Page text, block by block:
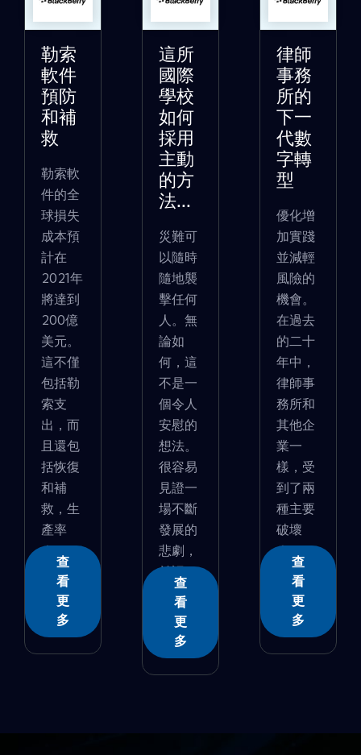
勒索
軟件
預防
和補
救
勒索軟
件的全
球損失
成本預
計在
2021年
將達到
200億
美元。
這不僅
包括勒
索支
出，而
且還包
括恢復
和補
救，生
產率
�...
查
看
更
多
這所
國際
學校
如何
採用
主動
的方
法...
災難可
以隨時
隨地襲
擊任何
人。無
論如
何，這
不是一
個令人
安慰的
想法。
很容易
見證一
場不斷
發展的
悲劇，
並認...
查
看
更
多
律師
事務
所的
下一
代數
字轉
型
優化增
加實踐
並減輕
風險的
機會。
在過去
的二十
年中，
律師事
務所和
其他企
業一
樣，受
到了兩
種主要
破壞
�...
查
看
更
多